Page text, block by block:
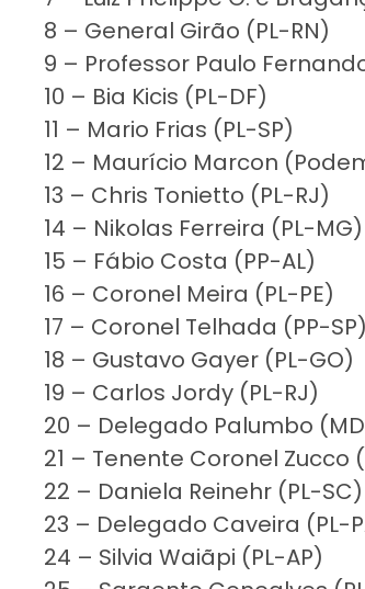
8 – General Girão (PL-RN)
9 – Professor Paulo
10 – Bia Kicis (PL-DF)
11 – Mario Frias (PL-SP)
12 – Maurício Marcon
13 – Chris Tonietto (PL-RJ)
14 – Nikolas Ferreira (PL-MG)
15 – Fábio Costa (PP-AL)
16 – Coronel Meira (PL-PE)
17 – Coronel Telhada (PP-SP)
18 – Gustavo Gayer (PL-GO)
19 – Carlos Jordy (PL-RJ)
20 – Delegado Palumbo
21 – Tenente Coronel Zucco
22 – Daniela Reinehr (PL-SC)
23 – Delegado Caveira (PL-
24 – Silvia Waiãpi (PL-AP)